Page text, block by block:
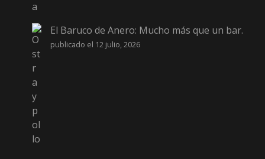
El Baruco de Anero: Mucho más que un bar.
publicado el 12 julio, 2026